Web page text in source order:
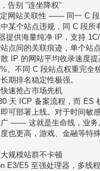
告别 “连坐降权”
网站关联性 —— 同一 C
某个站点违规，同 C 段所
提供海量纯净 IP，支持
点间的关联痕迹，单个站
IP 的网站平均收录速度
。不同 C 段站点权重完全
期排名稳定性极强。
速抢占市场先机
天 ICP 备案流程，而 ES
可部署上线。对于时间
—— 这就是生命线，业务
也更高，游戏、金融等特
规模站群不卡顿
E3/E5 至强处理器，多线